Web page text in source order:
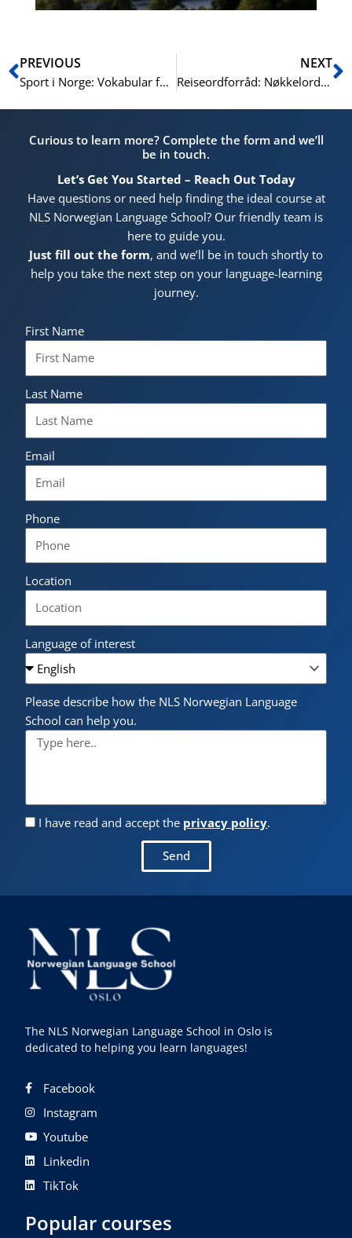
Prev
PREVIOUS
Sport i Norge: Vokabular for sportsentusiaster (Sports in Norway: Vocabulary for Sports Enthusiasts)
NEXT
Reiseordforråd: Nøkkelord for å reise i Norge (Travel Vocabulary: Key Words for Traveling in Norway)
Curious to learn more? Complete the form and we’ll
be in touch.
Let’s Get You Started – Reach Out Today
Have questions or need help finding the ideal course at
NLS Norwegian Language School? Our friendly team is
here to guide you.
Just fill out the form, and we’ll be in touch shortly to
help you take the next step on your language-learning
journey.
First Name
Last Name
Email
Phone
Location
Language of interest
Please describe how the NLS Norwegian Language
School can help you.
I have read and accept the privacy policy.
Send
The NLS Norwegian Language School in Oslo is
dedicated to helping you learn languages!
Facebook
Instagram
Youtube
Linkedin
TikTok
Popular courses